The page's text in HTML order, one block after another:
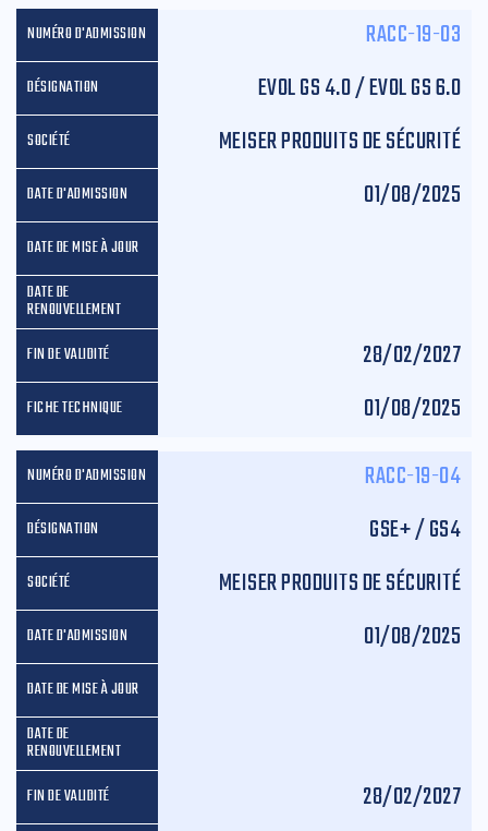
RACC-19-03
EVOL GS 4.0 / EVOL GS 6.0
MEISER PRODUITS DE SÉCURITÉ
01/08/2025
28/02/2027
01/08/2025
RACC-19-04
GSE+ / GS4
MEISER PRODUITS DE SÉCURITÉ
01/08/2025
28/02/2027